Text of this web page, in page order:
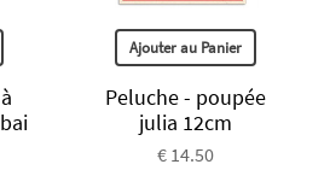
Ajouter au Panier
Peluche - poupée
julia 12cm
€ 14.50